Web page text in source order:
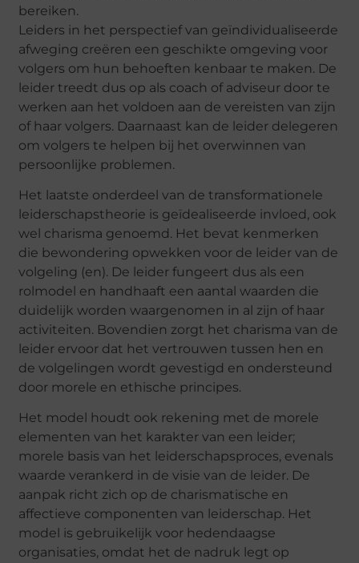
bereiken.
Leiders in het perspectief van geïndividualiseerde
afweging creëren een geschikte omgeving voor
volgers om hun behoeften kenbaar te maken. De
leider treedt dus op als coach of adviseur door te
werken aan het voldoen aan de vereisten van zijn
of haar volgers. Daarnaast kan de leider delegeren
om volgers te helpen bij het overwinnen van
persoonlijke problemen.
Het laatste onderdeel van de transformationele
leiderschapstheorie is geïdealiseerde invloed, ook
wel charisma genoemd. Het bevat kenmerken
die bewondering opwekken voor de leider van de
volgeling (en). De leider fungeert dus als een
rolmodel en handhaaft een aantal waarden die
duidelijk worden waargenomen in al zijn of haar
activiteiten. Bovendien zorgt het charisma van de
leider ervoor dat het vertrouwen tussen hen en
de volgelingen wordt gevestigd en ondersteund
door morele en ethische principes.
Het model houdt ook rekening met de morele
elementen van het karakter van een leider;
morele basis van het leiderschapsproces, evenals
waarde verankerd in de visie van de leider. De
aanpak richt zich op de charismatische en
affectieve componenten van leiderschap. Het
model is gebruikelijk voor hedendaagse
organisaties, omdat het de nadruk legt op